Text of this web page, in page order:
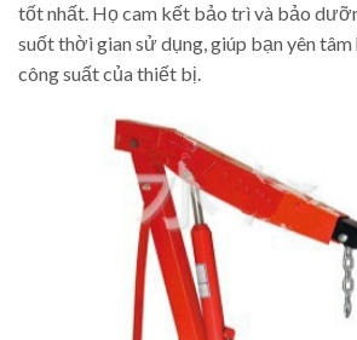
tốt nhất. Họ cam kết bảo trì và bảo
suốt thời gian sử dụng, giúp bạn yên
công suất của thiết bị.